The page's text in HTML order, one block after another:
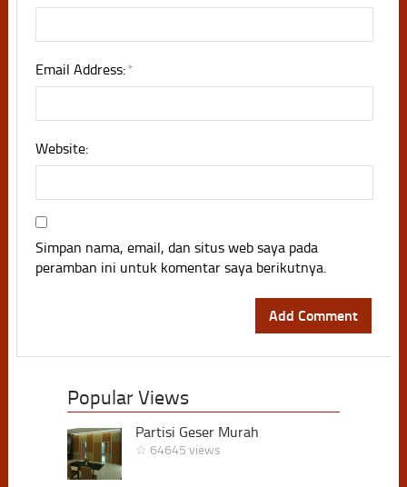
Email Address:*
Website:
Simpan nama, email, dan situs web saya pada
peramban ini untuk komentar saya berikutnya.
Popular Views
Partisi Geser Murah
☆ 64645 views